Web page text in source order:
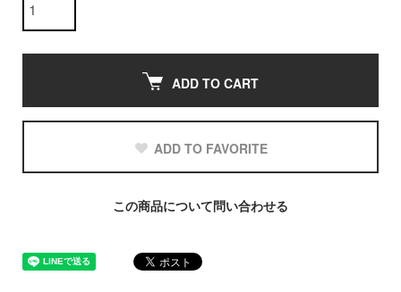
ADD TO CART
ADD TO FAVORITE
この商品について問い合わせる